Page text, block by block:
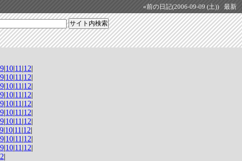
«前の日記(2006-09-09 (土)) 最新
|10|11 |12|
|10|11 |12|
|10|11 |12|
|10|11 |12|
|10|11 |12|
|10|11 |12|
|10|11 |12|
|10|11 |12|
|10|11 |12|
|10|11 |12|
|